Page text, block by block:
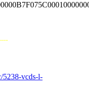
5238-vcds-l-